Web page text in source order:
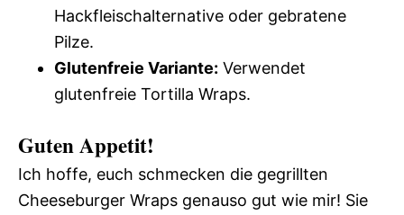
Hackfleischalternative oder gebratene
Pilze.
Glutenfreie Variante: Verwendet
glutenfreie Tortilla Wraps.
Guten Appetit!
Ich hoffe, euch schmecken die gegrillten
Cheeseburger Wraps genauso gut wie mir! Sie